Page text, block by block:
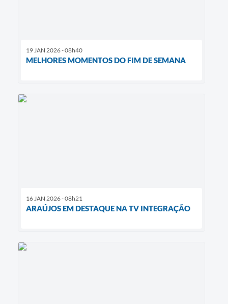
19 JAN 2026 - 08h40
MELHORES MOMENTOS DO FIM DE SEMANA
16 JAN 2026 - 08h21
ARAÚJOS EM DESTAQUE NA TV INTEGRAÇÃO